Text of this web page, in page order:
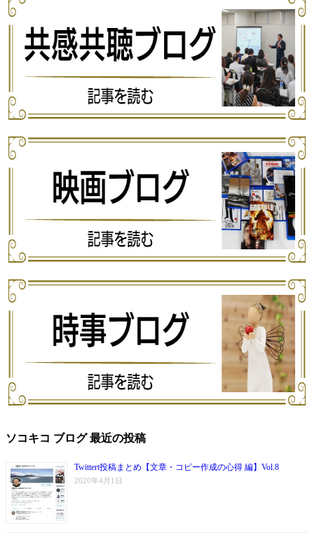
ソコキコ ブログ 最近の投稿
Twittert投稿まとめ【文章・コピー作成の心得 編】Vol.8
2020年4月1日